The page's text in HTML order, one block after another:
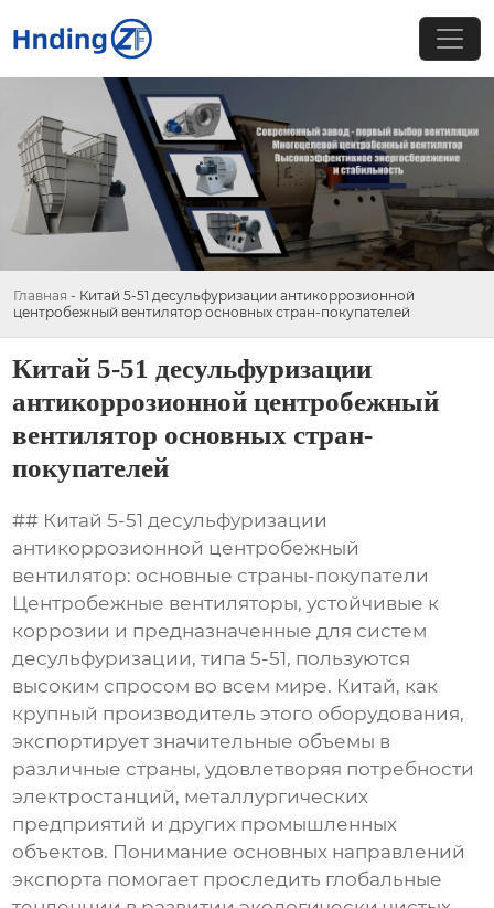
Главная - Китай 5-51 десульфуризации антикоррозионной
центробежный вентилятор основных стран-покупателей
Китай 5-51 десульфуризации
антикоррозионной центробежный
вентилятор основных стран-
покупателей
## Китай 5-51 десульфуризации
антикоррозионной центробежный
вентилятор: основные страны-покупатели
Центробежные вентиляторы, устойчивые к
коррозии и предназначенные для систем
десульфуризации, типа 5-51, пользуются
высоким спросом во всем мире. Китай, как
крупный производитель этого оборудования,
экспортирует значительные объемы в
различные страны, удовлетворяя потребности
электростанций, металлургических
предприятий и других промышленных
объектов. Понимание основных направлений
экспорта помогает проследить глобальные